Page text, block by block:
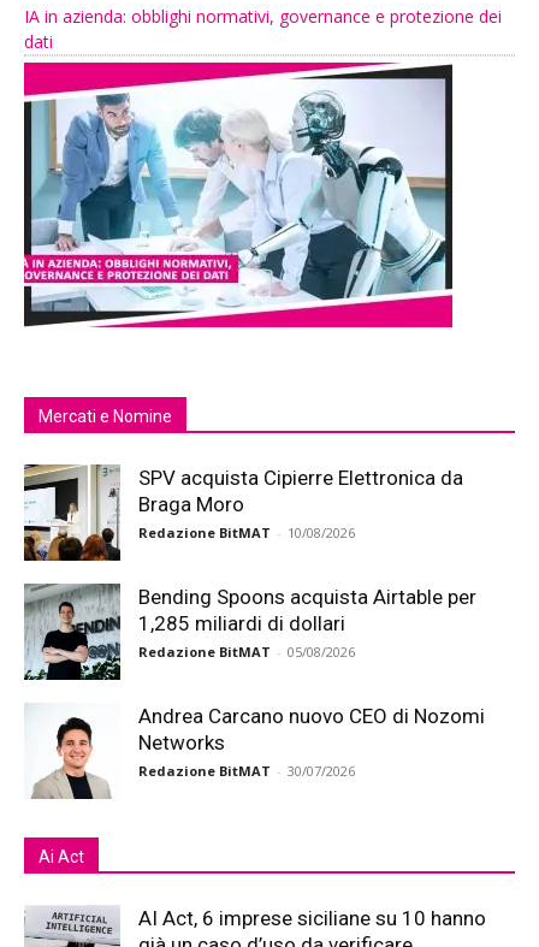
IA in azienda: obblighi normativi, governance e protezione dei
dati
Mercati e Nomine
SPV acquista Cipierre Elettronica da
Braga Moro
Redazione BitMAT - 10/08/2026
Bending Spoons acquista Airtable per
1,285 miliardi di dollari
Redazione BitMAT - 05/08/2026
Andrea Carcano nuovo CEO di Nozomi
Networks
Redazione BitMAT - 30/07/2026
Ai Act
AI Act, 6 imprese siciliane su 10 hanno